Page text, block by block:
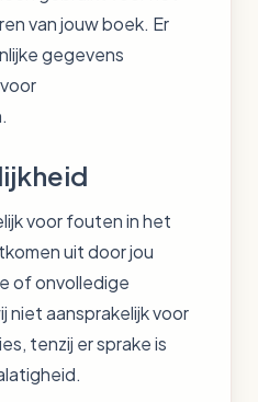
van jouw boek. Er
gegevens
voor fouten in het
uit door jou
of onvolledige
niet aansprakelijk voor
tenzij er sprake is